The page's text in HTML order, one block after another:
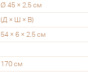
Ø 45 × 2,5 см
(Д × Ш × В)
54 × 6 × 2,5 см
170 см